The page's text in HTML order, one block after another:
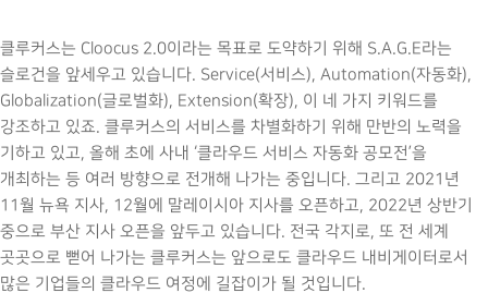
클루커스는 Cloocus 2.0이라는 목표로 도약하기 위해 S.A.G.E라는
슬로건을 앞세우고 있습니다. Service(서비스), Automation(자동화),
Globalization(글로벌화), Extension(확장), 이 네 가지 키워드를
강조하고 있죠. 클루커스의 서비스를 차별화하기 위해 만반의 노력을
기하고 있고, 올해 초에 사내 ‘클라우드 서비스 자동화 공모전’을
개최하는 등 여러 방향으로 전개해 나가는 중입니다. 그리고 2021년
11월 뉴욕 지사, 12월에 말레이시아 지사를 오픈하고, 2022년 상반기
중으로 부산 지사 오픈을 앞두고 있습니다. 전국 각지로, 또 전 세계
곳곳으로 뻗어 나가는 클루커스는 앞으로도 클라우드 내비게이터로서
많은 기업들의 클라우드 여정에 길잡이가 될 것입니다.